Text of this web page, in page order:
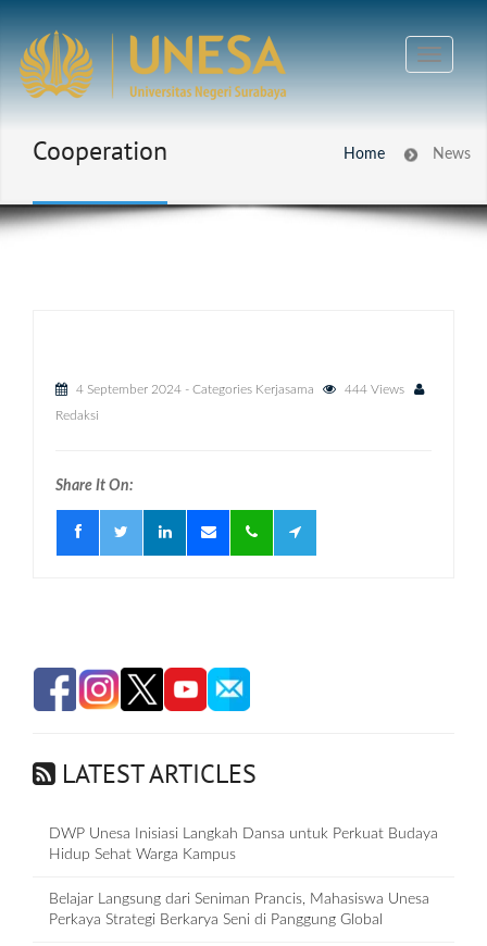
Cooperation Home News
4 September 2024 - Categories Kerjasama
444 Views
Redaksi
Share It On:
LATEST ARTICLES
DWP Unesa Inisiasi Langkah Dansa untuk Perkuat Budaya
Hidup Sehat Warga Kampus
Belajar Langsung dari Seniman Prancis, Mahasiswa Unesa
Perkaya Strategi Berkarya Seni di Panggung Global